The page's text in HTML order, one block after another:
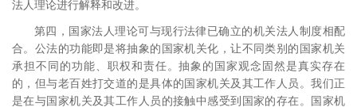
法人理论进行解释和改进。
第四，国家法人理论可与现行法律已确立的机关法人制度相配
合。公法的功能即是将抽象的国家机关化，让不同类别的国家机关
承担不同的功能、职权和责任。抽象的国家观念固然是真实存在
的，但与老百姓打交道的是具体的国家机关及其工作人员。我们正
是在与国家机关及其工作人员的接触中感受到国家的存在。国家机